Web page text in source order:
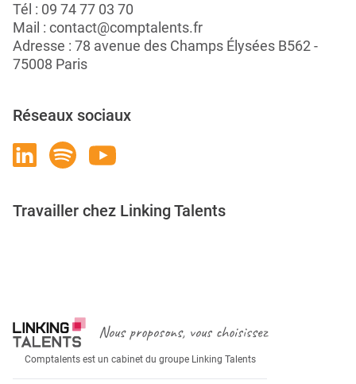
Tél : 09 74 77 03 70
Mail : contact@comptalents.fr
Adresse : 78 avenue des Champs Élysées B562 -
75008 Paris
Réseaux sociaux
Travailler chez Linking Talents
Nous proposons, vous choisissez
Comptalents est un cabinet du groupe Linking Talents